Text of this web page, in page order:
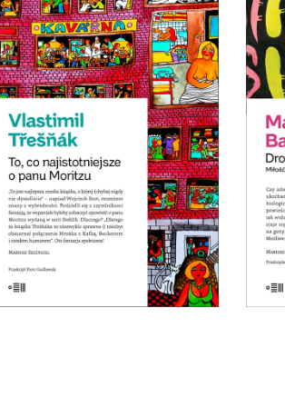
TO, CO NAJISTOTNIEJSZE
O PANU MORITZU
Premiera 22 marca
39.00zł 19.50zł
–